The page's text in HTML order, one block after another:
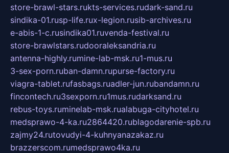
store-brawl-stars.rukts-services.rudark-sand.ru
sindika-01.rusp-life.rux-legion.rusib-archives.ru
e-abis-1-c.rusindika01.ruvenda-festival.ru
store-brawlstars.rudooraleksandria.ru
antenna-highly.rumine-lab-msk.ru1-mus.ru
3-sex-porn.ruban-damn.rupurse-factory.ru
viagra-tablet.rufasbags.ruadler-jun.rubandamn.ru
fincontech.ru3sexporn.ru1mus.rudarksand.ru
rebus-toys.ruminelab-msk.rualabuga-cityhotel.ru
medsprawo-4-ka.ru2864420.rublagodarenie-spb.ru
zajmy24.rutovudyi-4-kuhnyanazakaz.ru
brazzerscom.rumedsprawo4ka.ru